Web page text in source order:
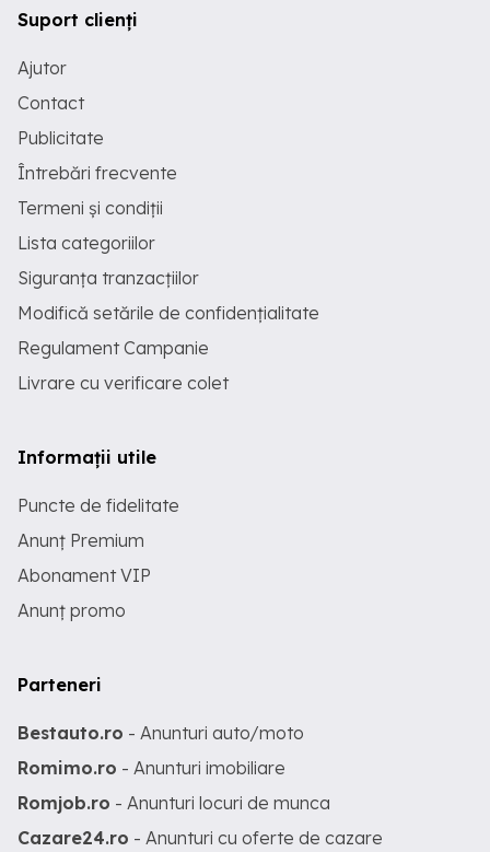
Suport clienți
Ajutor
Contact
Publicitate
Întrebări frecvente
Termeni și condiții
Lista categoriilor
Siguranța tranzacțiilor
Modifică setările de confidențialitate
Regulament Campanie
Livrare cu verificare colet
Informații utile
Puncte de fidelitate
Anunț Premium
Abonament VIP
Anunț promo
Parteneri
Bestauto.ro - Anunturi auto/moto
Romimo.ro - Anunturi imobiliare
Romjob.ro - Anunturi locuri de munca
Cazare24.ro - Anunturi cu oferte de cazare